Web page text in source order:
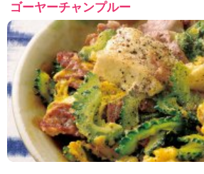
ゴーヤーチャンプルー